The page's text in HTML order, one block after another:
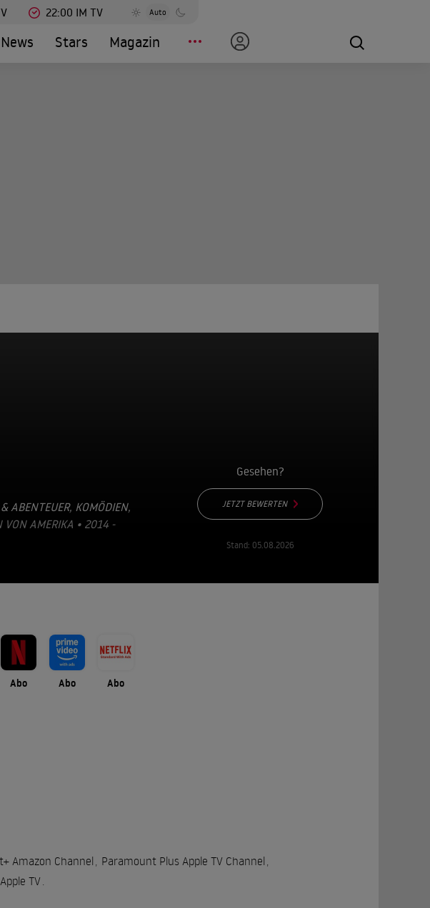
22:00 IM TV Auto
News Stars Magazin
ABENTEUER, KOMÖDIEN,
VON AMERIKA • 2014 -
Gesehen?
JETZT BEWERTEN
Stand: 05.08.2026
Abo Abo Abo
Amazon Channel Paramount Plus Apple TV Channel
Apple TV